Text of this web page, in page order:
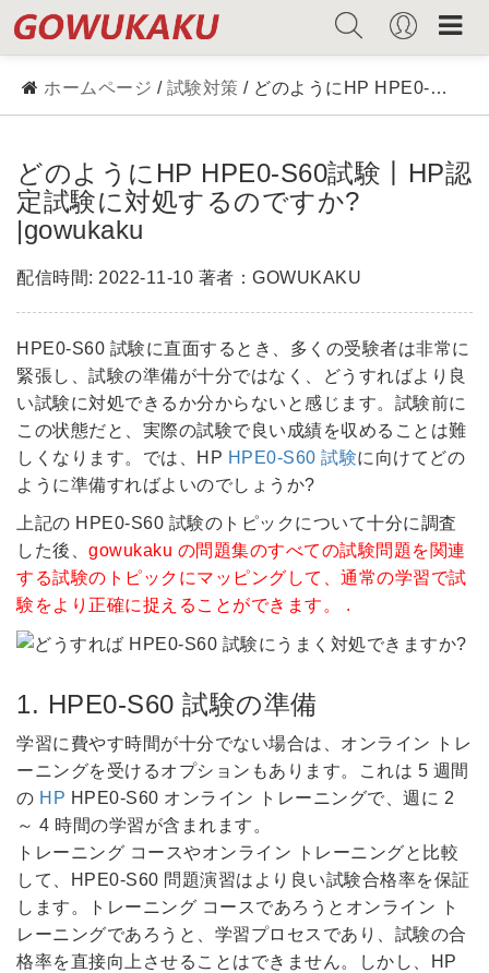
ホームページ / 試験対策 / どのようにHP HPE0-S60試験丨HP認定試験に対処するのですか?|gowukaku
どのようにHP HPE0-S60試験丨HP認
定試験に対処するのですか?
|gowukaku
配信時間: 2022-11-10 著者：GOWUKAKU
HPE0-S60 試験に直面するとき、多くの受験者は非常に
緊張し、試験の準備が十分ではなく、どうすればより良
い試験に対処できるか分からないと感じます。試験前に
この状態だと、実際の試験で良い成績を収めることは難
しくなります。では、HP HPE0-S60 試験に向けてどの
ように準備すればよいのでしょうか?
上記の HPE0-S60 試験のトピックについて十分に調査
した後、 gowukaku の問題集のすべての試験問題を関連
する試験のトピックにマッピングして、通常の学習で試
験をより正確に捉えることができます。 .
1. HPE0-S60 試験の準備
学習に費やす時間が十分でない場合は、オンライン トレ
ーニングを受けるオプションもあります。これは 5 週間
の HP HPE0-S60 オンライン トレーニングで、週に 2
～ 4 時間の学習が含まれます。
トレーニング コースやオンライン トレーニングと比較
して、HPE0-S60 問題演習はより良い試験合格率を保証
します。トレーニング コースであろうとオンライン ト
レーニングであろうと、学習プロセスであり、試験の合
格率を直接向上させることはできません。しかし、HP